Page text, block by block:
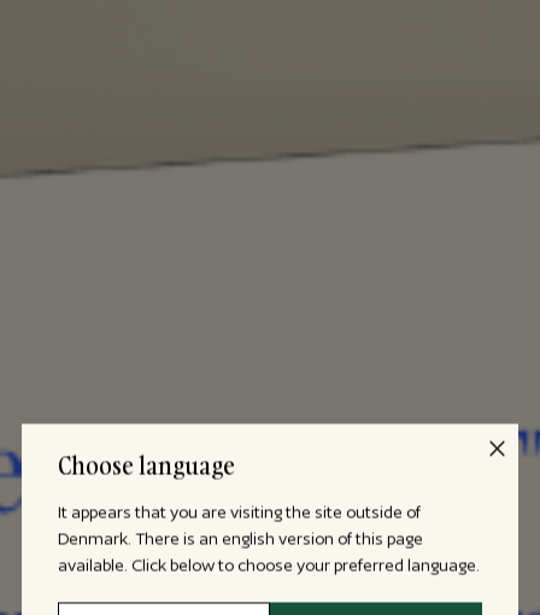
Choose language
It appears that you are visiting the site outside of
Denmark. There is an english version of this page
available. Click below to choose your preferred language.